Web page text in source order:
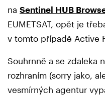
na Sentinel HUB
EUMETSAT, opět je
v tomto případě Active
Souhrnně a se zdaleka
rozhraním (sorry jako,
vesmírných agentur